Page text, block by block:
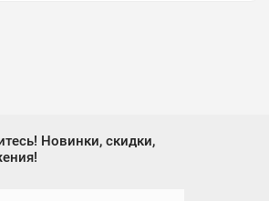
Новинки, скидки,